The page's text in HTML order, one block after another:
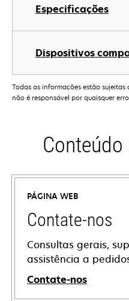
Especificações
Dispositivos
Todas as informações estão
não é responsável por quaisquer
PÁGINA WEB
Contate-nos
Consultas gerais,
assistência a
Contate-nos